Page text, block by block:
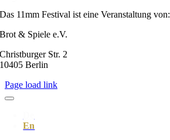
Das 11mm Festival ist eine Veranstaltung von:
Brot & Spiele e.V.
Christburger Str. 2
10405 Berlin
Page load link